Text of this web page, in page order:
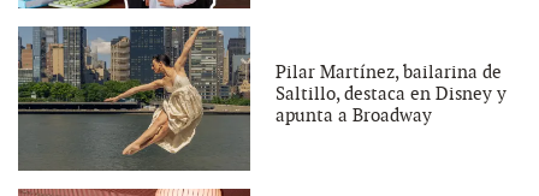
Pilar Martínez, bailarina de
Saltillo, destaca en Disney y
apunta a Broadway